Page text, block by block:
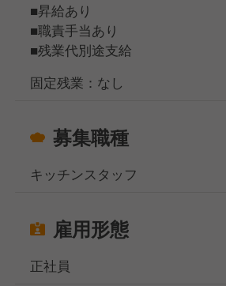
こなっており、様々な経験を積み
成していくことができます。
そして「鈴廣人づくり学校」では
す。
講料補助、さらには「鈴廣星槎大
援まで、料理人としてもひとりの
続けられる環境が整っています。
ださい！
さらに、飲食業界ではよくある「
く、残業代は別途支給となります。
【料理人として、これからを生き
目のメニューを提供しています。
その中で「この食材は〇〇にする
った固定概念にとらわれず、自由
考えていける環境です。
■昇給あり
■職責手当あり
■残業代別途支給
固定残業：なし
募集職種
キッチンスタッフ
雇用形態
正社員